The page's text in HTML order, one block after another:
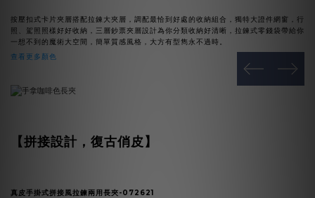
按壓扣式卡片夾層搭配拉鍊大夾層，調配最恰到好處的收納組合，獨特大證件網窗，行
照、駕照照樣好好收納，三層鈔票夾層設計為你分類收納好清晰，拉鍊式零錢袋帶給你
一想不到的魔術大空間，簡單質感風格，大方有型雋永不過時。
查看更多顏色
prev next
【拼接設計，復古俏皮 】
真皮手掛式拼接風拉鍊兩用長夾-072621